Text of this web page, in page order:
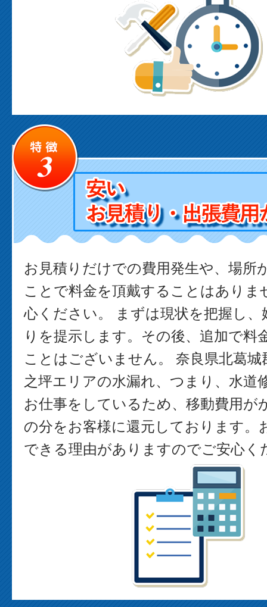
お見積りだけでの費用発生や、場所
ことで料金を頂戴することはありま
心ください。 まずは現状を把握し
りを提示します。その後、追加で料
ことはございません。 奈良県北葛城
之坪エリアの水漏れ、つまり、水道
お仕事をしているため、移動費用が
の分をお客様に還元しております。
できる理由がありますのでご安心く